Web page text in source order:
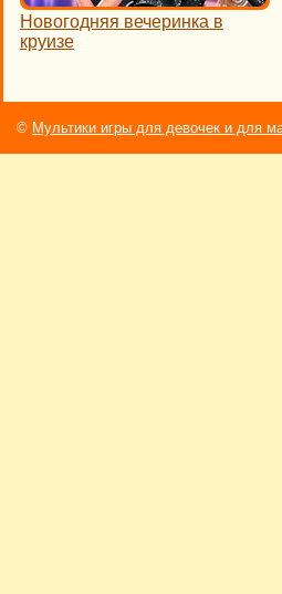
Новогодняя вечеринка в
круизе
© Мультики игры для девочек и для